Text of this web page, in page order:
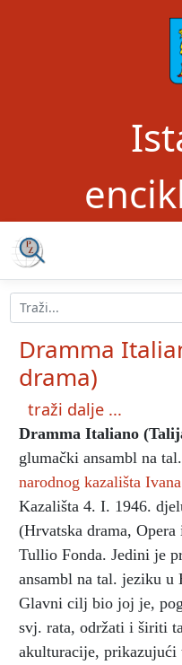
Dramma
drama)
traži dalje ...
Dramma Italiano
glumački ansambl na
narodnog kazališta
Kazališta 4. I. 1946.
(Hrvatska drama,
Tullio Fonda. Jedini je
ansambl na tal. jeziku
Glavni cilj bio joj je,
svj. rata, održati i širiti
akulturacije, prikazujući